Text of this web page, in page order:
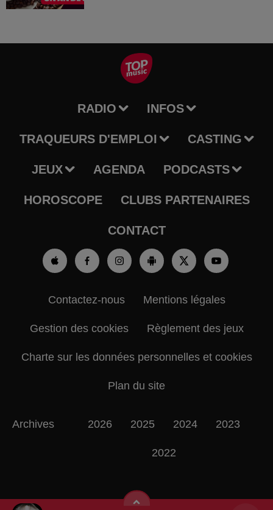
RADIO INFOS
TRAQUEURS D'EMPLOI CASTING
JEUX AGENDA PODCASTS
HOROSCOPE CLUBS PARTENAIRES
CONTACT
Contactez-nous Mentions légales
Gestion des cookies Règlement des jeux
Charte sur les données personnelles et cookies
Plan du site
Archives 2026 2025 2024 2023
2022